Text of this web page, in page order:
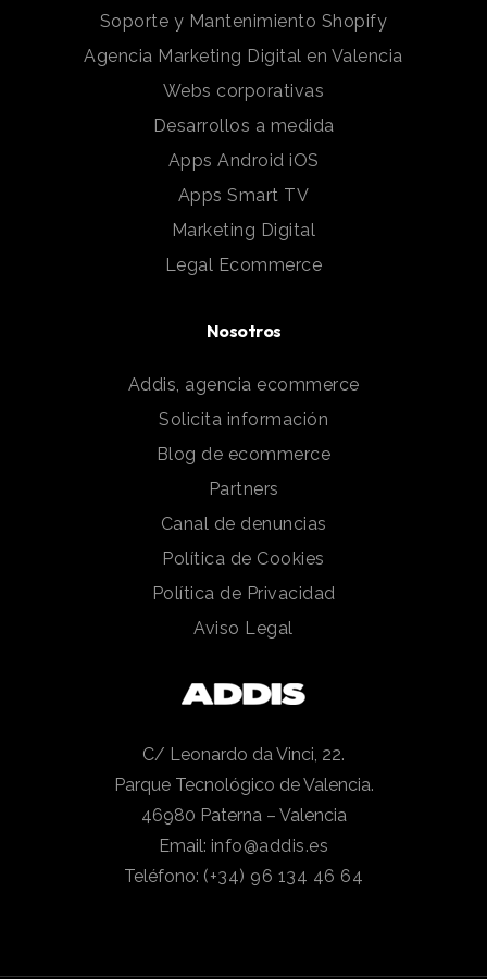
Soporte y Mantenimiento Shopify
Agencia Marketing Digital en Valencia
Webs corporativas
Desarrollos a medida
Apps Android iOS
Apps Smart TV
Marketing Digital
Legal Ecommerce
Nosotros
Addis, agencia ecommerce
Solicita información
Blog de ecommerce
Partners
Canal de denuncias
Política de Cookies
Política de Privacidad
Aviso Legal
C/ Leonardo da Vinci, 22.
Parque Tecnológico de Valencia.
46980 Paterna – Valencia
Email: info@addis.es
Teléfono: (+34) 96 134 46 64